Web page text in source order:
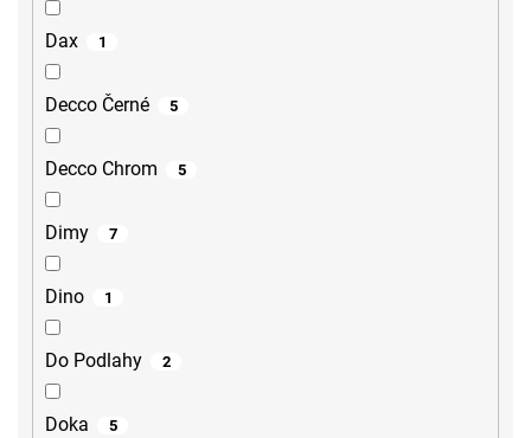
Dax 1
Decco Černé 5
Decco Chrom 5
Dimy 7
Dino 1
Do Podlahy 2
Doka 5